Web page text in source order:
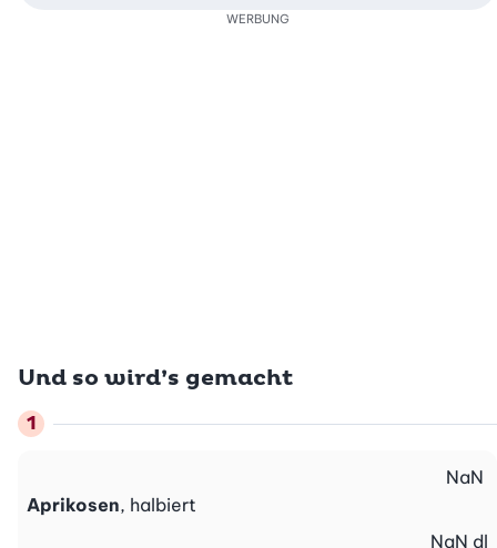
Und so wird’s gemacht
Aprikosen, halbiert
NaN
NaN dl
WERBUNG